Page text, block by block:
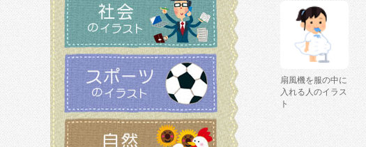
扇風機を服の中に
入れる人のイラス
ト